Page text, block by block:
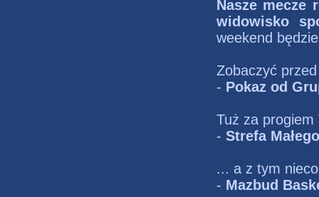
Nasze mecze
widowisko
weekend
Zobaczyć
- Pokaz od
Tuż za progiem
- Strefa
... a z tym
- Mazbud